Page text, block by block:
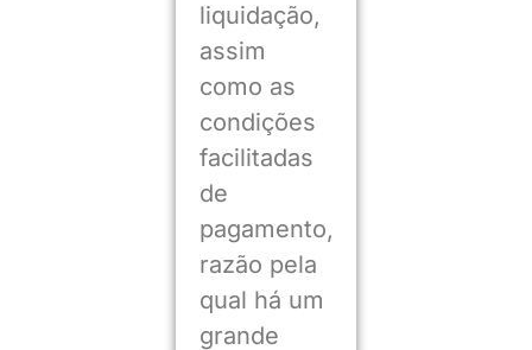
liquidação,
assim
como as
condições
facilitadas
de
pagamento,
razão pela
qual há um
grande